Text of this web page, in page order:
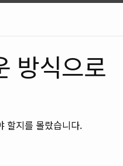
방식으로
할지를 몰랐습니다.